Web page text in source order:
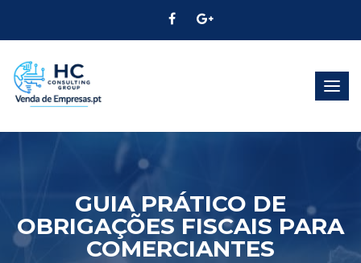
GUIA PRÁTICO DE
OBRIGAÇÕES FISCAIS PARA
COMERCIANTES